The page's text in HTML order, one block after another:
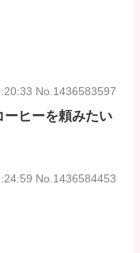
No.1436583597
ヒーを頼みたい
No.1436584453